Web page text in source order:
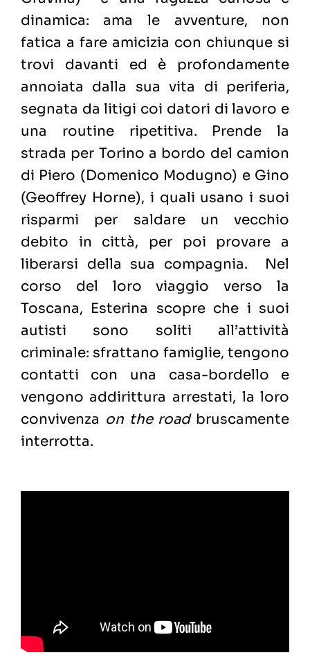
dinamica: ama le avventure, non
fatica a fare amicizia con chiunque si
trovi davanti ed è profondamente
annoiata dalla sua vita di periferia,
segnata da litigi coi datori di lavoro e
una routine ripetitiva. Prende la
strada per Torino a bordo del camion
di Piero (Domenico Modugno) e Gino
(Geoffrey Horne), i quali usano i suoi
risparmi per saldare un vecchio
debito in città, per poi provare a
liberarsi della sua compagnia. Nel
corso del loro viaggio verso la
Toscana, Esterina scopre che i suoi
autisti sono soliti all’attività
criminale: sfrattano famiglie, tengono
contatti con una casa-bordello e
vengono addirittura arrestati, la loro
convivenza on the road bruscamente
interrotta.